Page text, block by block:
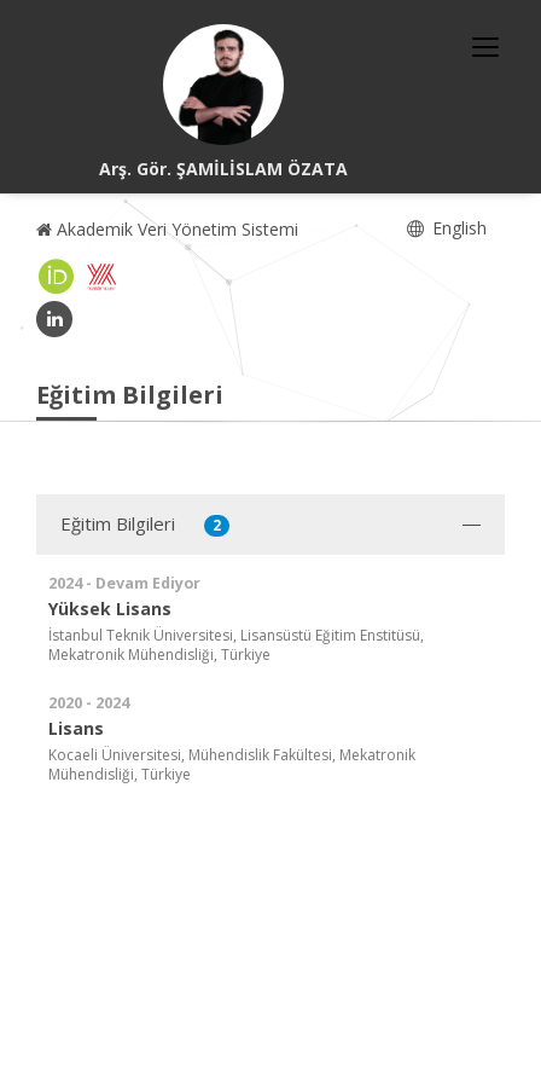
Arş. Gör. ŞAMİLİSLAM ÖZATA
Akademik Veri Yönetim Sistemi English
Eğitim Bilgileri
Eğitim Bilgileri 2
2024 - Devam Ediyor
Yüksek Lisans
İstanbul Teknik Üniversitesi, Lisansüstü Eğitim Enstitüsü,
Mekatronik Mühendisliği, Türkiye
2020 - 2024
Lisans
Kocaeli Üniversitesi, Mühendislik Fakültesi, Mekatronik
Mühendisliği, Türkiye